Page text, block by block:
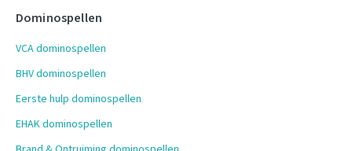
Dominospellen
VCA dominospellen
BHV dominospellen
Eerste hulp dominospellen
EHAK dominospellen